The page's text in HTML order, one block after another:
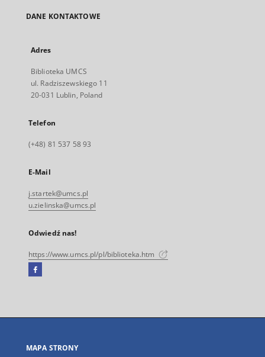
DANE KONTAKTOWE
Adres
Biblioteka UMCS
ul. Radziszewskiego 11
20-031 Lublin, Poland
Telefon
(+48) 81 537 58 93
E-Mail
j.startek@umcs.pl
u.zielinska@umcs.pl
Odwiedź nas!
https://www.umcs.pl/pl/biblioteka.htm
Facebook
się
karcie
MAPA STRONY